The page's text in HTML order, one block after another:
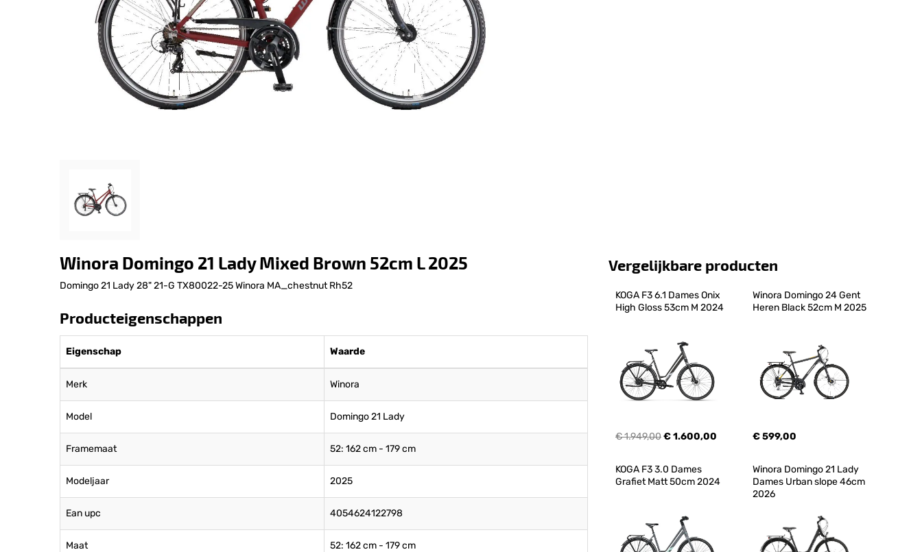
Winora Domingo 21 Lady Mixed Brown 52cm L 2025
Domingo 21 Lady 28" 21-G TX80022-25 Winora MA_chestnut Rh52
Producteigenschappen
Eigenschap Waarde
Merk Winora
Model Domingo 21 Lady
Framemaat 52: 162 cm - 179 cm
Modeljaar 2025
Ean upc 4054624122798
Maat 52: 162 cm - 179 cm
Vergelijkbare producten
KOGA F3 6.1 Dames Onix
High Gloss 53cm M 2024
€ 1.949,00€ 1.600,00
Winora Domingo 24 Gent
Heren Black 52cm M 2025
€ 599,00
KOGA F3 3.0 Dames
Grafiet Matt 50cm 2024
Winora Domingo 21 Lady
Dames Urban slope 46cm
2026